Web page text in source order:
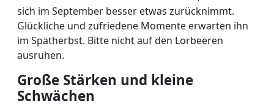
sich im September besser etwas zurücknimmt.
Glückliche und zufriedene Momente erwarten ihn
im Spätherbst. Bitte nicht auf den Lorbeeren
ausruhen.
Große Stärken und kleine
Schwächen